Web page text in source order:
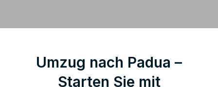
Umzug nach Padua –
Starten Sie mit